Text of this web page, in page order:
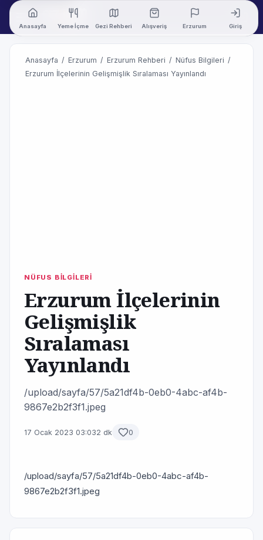
Anasayfa Yeme İçme Gezi Rehberi Alışveriş Erzurum Giriş
Anasayfa / Erzurum / Erzurum Rehberi / Nüfus Bilgileri /
Erzurum İlçelerinin Gelişmişlik Sıralaması Yayınlandı
NÜFUS BİLGİLERİ
Erzurum İlçelerinin
Gelişmişlik
Sıralaması
Yayınlandı
/upload/sayfa/57/5a21df4b-0eb0-4abc-af4b-
9867e2b2f3f1.jpeg
17 Ocak 2023 03:032 dk 0
/upload/sayfa/57/5a21df4b-0eb0-4abc-af4b-
9867e2b2f3f1.jpeg